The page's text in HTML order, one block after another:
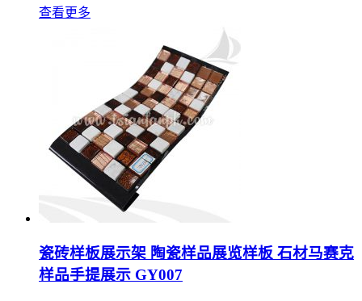
查看更多
瓷砖样板展示架 陶瓷样品展览样板 石材马赛克
样品手提展示 GY007